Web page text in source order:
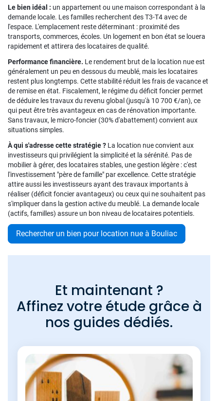
Le bien idéal : un appartement ou une maison correspondant à la
demande locale. Les familles recherchent des T3-T4 avec de
l'espace. L'emplacement reste déterminant : proximité des
transports, commerces, écoles. Un logement en bon état se louera
rapidement et attirera des locataires de qualité.
Performance financière. Le rendement brut de la location nue est
généralement un peu en dessous du meublé, mais les locataires
restent plus longtemps. Cette stabilité réduit les frais de vacance et
de remise en état. Fiscalement, le régime du déficit foncier permet
de déduire les travaux du revenu global (jusqu'à 10 700 €/an), ce
qui peut être très avantageux en cas de rénovation importante.
Sans travaux, le micro-foncier (30% d'abattement) convient aux
situations simples.
À qui s'adresse cette stratégie ? La location nue convient aux
investisseurs qui privilégient la simplicité et la sérénité. Pas de
mobilier à gérer, des locataires stables, une gestion légère : c'est
l'investissement "père de famille" par excellence. Cette stratégie
attire aussi les investisseurs ayant des travaux importants à
réaliser (déficit foncier avantageux) ou ceux qui ne souhaitent pas
s'impliquer dans la gestion active du meublé. La demande locale
(actifs, familles) assure un bon niveau de locataires potentiels.
Rechercher un bien pour location nue à Bouliac
Et maintenant ?
Affinez votre étude grâce à
nos guides dédiés.